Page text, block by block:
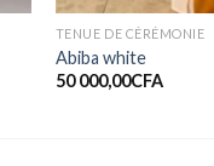
TENUE DE CÉRÉMONIE
Abiba white
50 000,00CFA